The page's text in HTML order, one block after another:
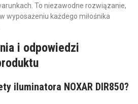
To niezawodne rozwiązanie,
wyposażeniu każdego miłośnika
i odpowiedzi
iluminatora NOXAR DIR850?